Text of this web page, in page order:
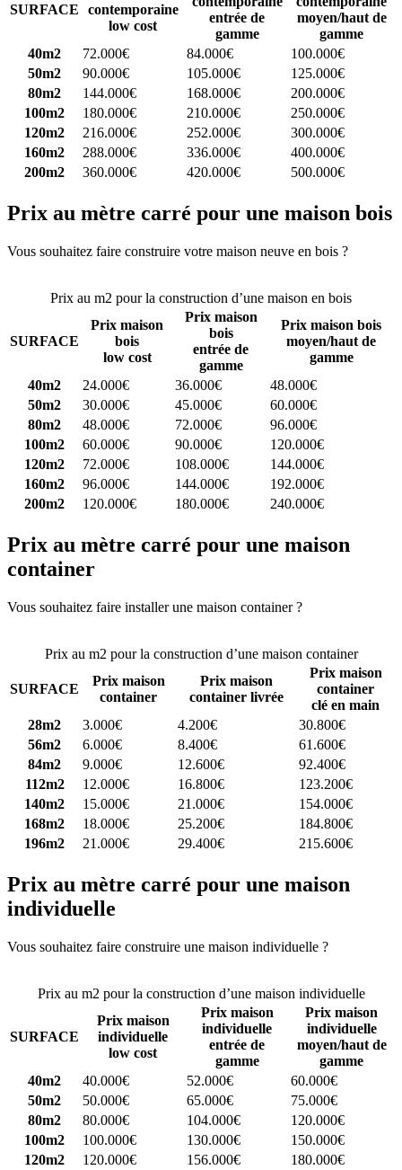
SURFACE
contemporaine
low cost
entrée de
gamme
moyen/haut de
gamme
40m2
72.000€ 84.000€
100.000€
50m2
90.000€ 105.000€
125.000€
80m2
144.000€ 168.000€
200.000€
100m2
180.000€ 210.000€
250.000€
120m2
216.000€ 252.000€
300.000€
160m2
288.000€ 336.000€
400.000€
200m2
360.000€ 420.000€ 500.000€
Prix au mètre carré pour une maison bois
Vous souhaitez faire construire votre maison neuve en bois ?
Prix au m2 pour la construction d’une maison en bois
SURFACE
Prix maison
bois
low cost
Prix maison
bois
entrée de
gamme
Prix maison bois
moyen/haut de
gamme
40m2
24.000€ 36.000€
48.000€
50m2
30.000€ 45.000€
60.000€
80m2
48.000€ 72.000€
96.000€
100m2
60.000€ 90.000€
120.000€
120m2
72.000€ 108.000€
144.000€
160m2
96.000€ 144.000€
192.000€
200m2
120.000€ 180.000€ 240.000€
Prix au mètre carré pour une maison
container
Vous souhaitez faire installer une maison container ?
Prix au m2 pour la construction d’une maison container
SURFACE
Prix maison
container
Prix maison
container livrée
Prix maison
container
clé en main
28m2
3.000€ 4.200€
30.800€
56m2
6.000€ 8.400€
61.600€
84m2
9.000€ 12.600€
92.400€
112m2
12.000€ 16.800€
123.200€
140m2
15.000€ 21.000€
154.000€
168m2
18.000€ 25.200€
184.800€
196m2
21.000€ 29.400€ 215.600€
Prix au mètre carré pour une maison
individuelle
Vous souhaitez faire construire une maison individuelle ?
Prix au m2 pour la construction d’une maison individuelle
SURFACE
Prix maison
individuelle
low cost
Prix maison
individuelle
entrée de
gamme
Prix maison
individuelle
moyen/haut de
gamme
40m2
40.000€ 52.000€
60.000€
50m2
50.000€ 65.000€
75.000€
80m2
80.000€ 104.000€
120.000€
100m2
100.000€ 130.000€
150.000€
120m2
120.000€ 156.000€
180.000€